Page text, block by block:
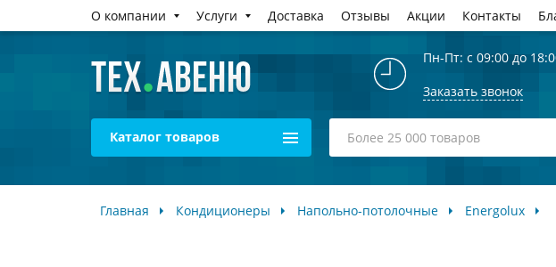
О компании Услуги Доставка Отзывы Акции Контакты
Пн-Пт: с 09:00 до
Заказать звонок
Каталог товаров
Главная Кондиционеры Напольно-потолочные Energolux